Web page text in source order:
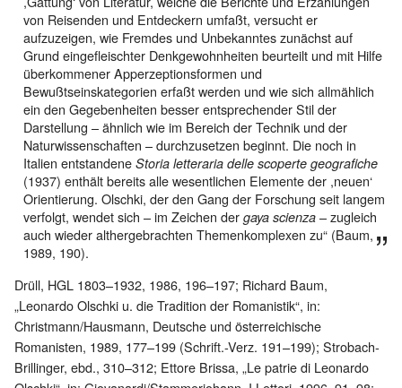
von Reisenden und Entdeckern umfaßt, versucht er
aufzuzeigen, wie Fremdes und Unbekanntes zunächst auf
Grund eingefleischter Denkgewohnheiten beurteilt und mit Hilfe
überkommener Apperzeptionsformen und
Bewußtseinskategorien erfaßt werden und wie sich allmählich
ein den Gegebenheiten besser entsprechender Stil der
Darstellung – ähnlich wie im Bereich der Technik und der
Naturwissenschaften – durchzusetzen beginnt. Die noch in
Italien entstandene Storia letteraria delle scoperte geografiche
(1937) enthält bereits alle wesentlichen Elemente der ,neuen‘
Orientierung. Olschki, der den Gang der Forschung seit langem
verfolgt, wendet sich – im Zeichen der gaya scienza – zugleich
auch wieder althergebrachten Themenkomplexen zu“ (Baum,
1989, 190).
Drüll, HGL 1803–1932, 1986, 196–197; Richard Baum,
„Leonardo Olschki u. die Tradition der Romanistik“, in:
Christmann/Hausmann, Deutsche und österreichische
Romanisten, 1989, 177–199 (Schrift.-Verz. 191–199); Strobach-
Brillinger, ebd., 310–312; Ettore Brissa, „Le patrie di Leonardo